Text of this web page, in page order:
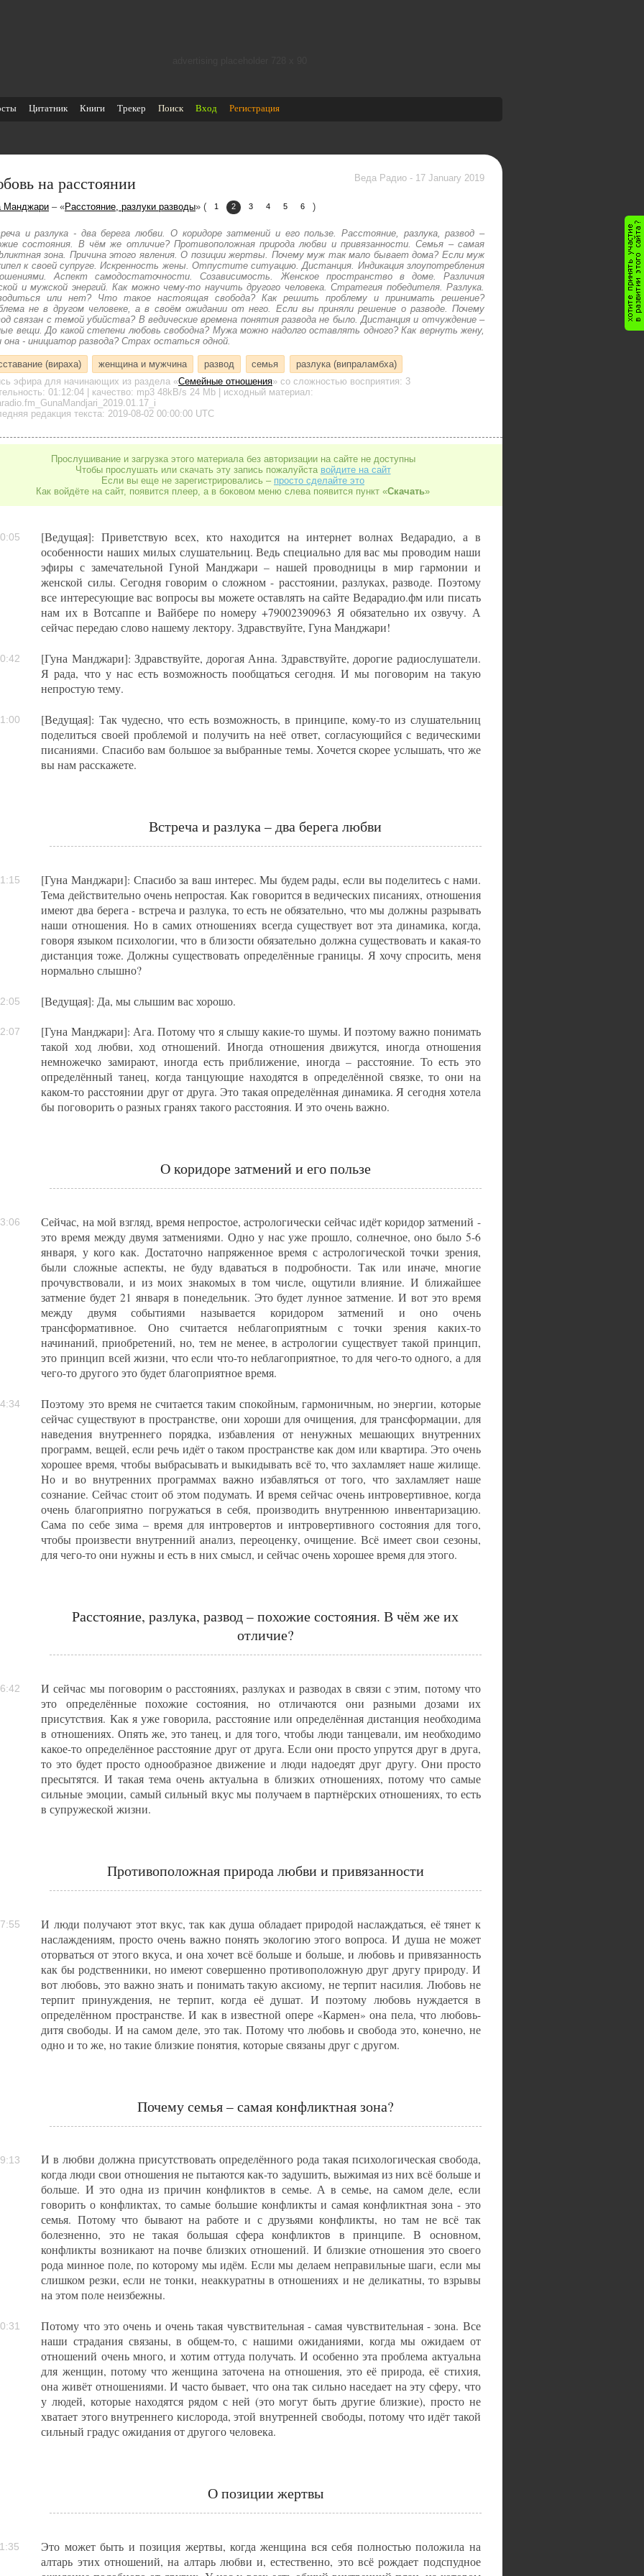
Цитатник Книги Трекер Поиск Вход Регистрация
на расстоянии Веда Радио - 17 January 2019
Манджари – «Расстояние, разлуки разводы» ( 1 2 3 4 5 6 )
и разлука - два берега любви. О коридоре затмений и его пользе. Расстояние, разлука, развод –
состояния. В чём же отличие? Противоположная природа любви и привязанности. Семья – самая
зона. Причина этого явления. О позиции жертвы. Почему муж так мало бывает дома? Если муж
к своей супруге. Искренность жены. Отпустите ситуацию. Дистанция. Индикация злоупотребления
Аспект самодостаточности. Созависимость. Женское пространство в доме. Различия
и мужской энергий. Как можно чему-то научить другого человека. Стратегия победителя. Разлука.
или нет? Что такое настоящая свобода? Как решить проблему и принимать решение?
не в другом человеке, а в своём ожидании от него. Если вы приняли решение о разводе. Почему
связан с темой убийства? В ведические времена понятия развода не было. Дистанция и отчуждение –
вещи. До какой степени любовь свободна? Мужа можно надолго оставлять одного? Как вернуть жену,
она - инициатор развода? Страх остаться одной.
(вираха) женщина и мужчина развод семья
разлука (випраламбха)
эфира для начинающих из раздела «Семейные отношения» со сложностью восприятия: 3
01:12:04 | качество: mp3 48kB/s 24 Mb | исходный материал:
редакция текста: 2019-08-02 00:00:00 UTC
Прослушивание и загрузка этого материала без авторизации на сайте не доступны
Чтобы прослушать или скачать эту запись пожалуйста войдите на сайт
Если вы еще не зарегистрировались – просто сделайте это
Как войдёте на сайт, появится плеер, а в боковом меню слева появится пункт «Скачать»
[Ведущая]: Приветствую всех, кто находится на интернет волнах Ведарадио, а в
особенности наших милых слушательниц. Ведь специально для вас мы проводим наши
эфиры с замечательной Гуной Манджари – нашей проводницы в мир гармонии и
женской силы. Сегодня говорим о сложном - расстоянии, разлуках, разводе. Поэтому
все интересующие вас вопросы вы можете оставлять на сайте Ведарадио.фм или писать
нам их в Вотсаппе и Вайбере по номеру +79002390963 Я обязательно их озвучу. А
сейчас передаю слово нашему лектору. Здравствуйте, Гуна Манджари!
[Гуна Манджари]: Здравствуйте, дорогая Анна. Здравствуйте, дорогие радиослушатели.
Я рада, что у нас есть возможность пообщаться сегодня. И мы поговорим на такую
непростую тему.
[Ведущая]: Так чудесно, что есть возможность, в принципе, кому-то из слушательниц
поделиться своей проблемой и получить на неё ответ, согласующийся с ведическими
писаниями. Спасибо вам большое за выбранные темы. Хочется скорее услышать, что же
вы нам расскажете.
Встреча и разлука – два берега любви
[Гуна Манджари]: Спасибо за ваш интерес. Мы будем рады, если вы поделитесь с нами.
Тема действительно очень непростая. Как говорится в ведических писаниях, отношения
имеют два берега - встреча и разлука, то есть не обязательно, что мы должны разрывать
наши отношения. Но в самих отношениях всегда существует вот эта динамика, когда,
говоря языком психологии, что в близости обязательно должна существовать и какая-то
дистанция тоже. Должны существовать определённые границы. Я хочу спросить, меня
нормально слышно?
[Ведущая]: Да, мы слышим вас хорошо.
[Гуна Манджари]: Ага. Потому что я слышу какие-то шумы. И поэтому важно понимать
такой ход любви, ход отношений. Иногда отношения движутся, иногда отношения
немножечко замирают, иногда есть приближение, иногда – расстояние. То есть это
определённый танец, когда танцующие находятся в определённой связке, то они на
каком-то расстоянии друг от друга. Это такая определённая динамика. Я сегодня хотела
бы поговорить о разных гранях такого расстояния. И это очень важно.
О коридоре затмений и его пользе
Сейчас, на мой взгляд, время непростое, астрологически сейчас идёт коридор затмений -
это время между двумя затмениями. Одно у нас уже прошло, солнечное, оно было 5-6
января, у кого как. Достаточно напряженное время с астрологической точки зрения,
были сложные аспекты, не буду вдаваться в подробности. Так или иначе, многие
прочувствовали, и из моих знакомых в том числе, ощутили влияние. И ближайшее
затмение будет 21 января в понедельник. Это будет лунное затмение. И вот это время
между двумя событиями называется коридором затмений и оно очень
трансформативное. Оно считается неблагоприятным с точки зрения каких-то
начинаний, приобретений, но, тем не менее, в астрологии существует такой принцип,
это принцип всей жизни, что если что-то неблагоприятное, то для чего-то одного, а для
чего-то другого это будет благоприятное время.
Поэтому это время не считается таким спокойным, гармоничным, но энергии, которые
сейчас существуют в пространстве, они хороши для очищения, для трансформации, для
наведения внутреннего порядка, избавления от ненужных мешающих внутренних
программ, вещей, если речь идёт о таком пространстве как дом или квартира. Это очень
хорошее время, чтобы выбрасывать и выкидывать всё то, что захламляет наше жилище.
Но и во внутренних программах важно избавляться от того, что захламляет наше
сознание. Сейчас стоит об этом подумать. И время сейчас очень интровертивное, когда
очень благоприятно погружаться в себя, производить внутреннюю инвентаризацию.
Сама по себе зима – время для интровертов и интровертивного состояния для того,
чтобы произвести внутренний анализ, переоценку, очищение. Всё имеет свои сезоны,
для чего-то они нужны и есть в них смысл, и сейчас очень хорошее время для этого.
Расстояние, разлука, развод – похожие состояния. В чём же их
отличие?
И сейчас мы поговорим о расстояниях, разлуках и разводах в связи с этим, потому что
это определённые похожие состояния, но отличаются они разными дозами их
присутствия. Как я уже говорила, расстояние или определённая дистанция необходима
в отношениях. Опять же, это танец, и для того, чтобы люди танцевали, им необходимо
какое-то определённое расстояние друг от друга. Если они просто упрутся друг в друга,
то это будет просто однообразное движение и люди надоедят друг другу. Они просто
пресытятся. И такая тема очень актуальна в близких отношениях, потому что самые
сильные эмоции, самый сильный вкус мы получаем в партнёрских отношениях, то есть
в супружеской жизни.
Противоположная природа любви и привязанности
И люди получают этот вкус, так как душа обладает природой наслаждаться, её тянет к
наслаждениям, просто очень важно понять экологию этого вопроса. И душа не может
оторваться от этого вкуса, и она хочет всё больше и больше, и любовь и привязанность
как бы родственники, но имеют совершенно противоположную друг другу природу. И
вот любовь, это важно знать и понимать такую аксиому, не терпит насилия. Любовь не
терпит принуждения, не терпит, когда её душат. И поэтому любовь нуждается в
определённом пространстве. И как в известной опере «Кармен» она пела, что любовь-
дитя свободы. И на самом деле, это так. Потому что любовь и свобода это, конечно, не
одно и то же, но такие близкие понятия, которые связаны друг с другом.
Почему семья – самая конфликтная зона?
И в любви должна присутствовать определённого рода такая психологическая свобода,
когда люди свои отношения не пытаются как-то задушить, выжимая из них всё больше и
больше. И это одна из причин конфликтов в семье. А в семье, на самом деле, если
говорить о конфликтах, то самые большие конфликты и самая конфликтная зона - это
семья. Потому что бывают на работе и с друзьями конфликты, но там не всё так
болезненно, это не такая большая сфера конфликтов в принципе. В основном,
конфликты возникают на почве близких отношений. И близкие отношения это своего
рода минное поле, по которому мы идём. Если мы делаем неправильные шаги, если мы
слишком резки, если не тонки, неаккуратны в отношениях и не деликатны, то взрывы
на этом поле неизбежны.
Потому что это очень и очень такая чувствительная - самая чувствительная - зона. Все
наши страдания связаны, в общем-то, с нашими ожиданиями, когда мы ожидаем от
отношений очень много, и хотим оттуда получать. И особенно эта проблема актуальна
для женщин, потому что женщина заточена на отношения, это её природа, её стихия,
она живёт отношениями. И часто бывает, что она так сильно наседает на эту сферу, что
у людей, которые находятся рядом с ней (это могут быть другие близкие), просто не
хватает этого внутреннего кислорода, этой внутренней свободы, потому что идёт такой
сильный градус ожидания от другого человека.
О позиции жертвы
Это может быть и позиция жертвы, когда женщина вся себя полностью положила на
алтарь этих отношений, на алтарь любви и, естественно, это всё рождает подспудное